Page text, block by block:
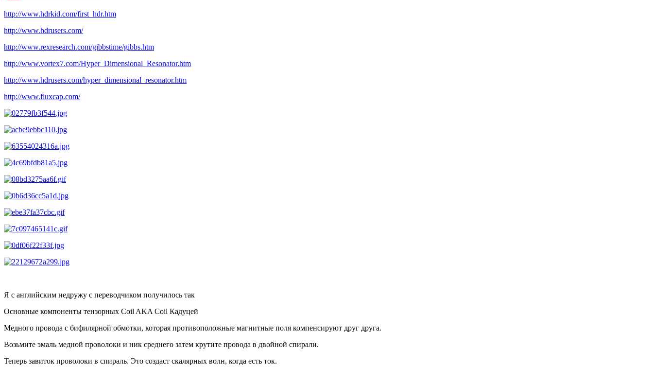
http://www.hdrkid.com/first_hdr.htm
http://www.hdrusers.com/
http://www.rexresearch.com/gibbstime/gibbs.htm
http://www.vortex7.com/Hyper_Dimensional_Resonator.htm
http://www.hdrusers.com/hyper_dimensional_resonator.htm
http://www.fluxcap.com/
Я с английским недружу с переводчиком получилось так
Основные компоненты тензорных Coil AKA Coil Кадуцей
Медного провода с бифилярной обмотки, которая противоположные магнитные поля компенсируют друг друга.
Возьмите эмаль медной проволоки и ник среднего затем крутите провода в двойной спирали.
Теперь завиток проволоки в спираль. Это создаст скалярных волн, когда есть ток.